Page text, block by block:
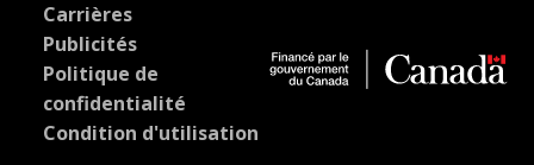
Carrières
Publicités
Politique de
confidentialité
Condition d'utilisation